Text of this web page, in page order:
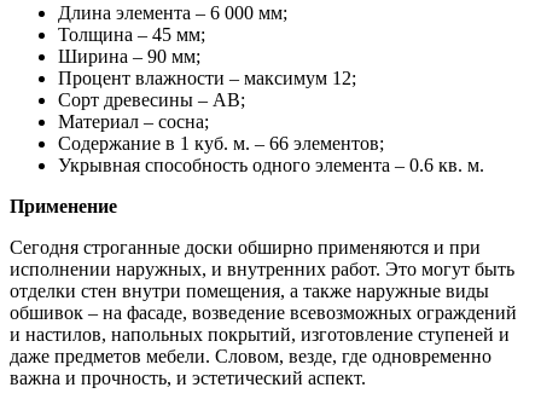
Длина элемента – 6 000 мм;
Толщина – 45 мм;
Ширина – 90 мм;
Процент влажности – максимум 12;
Сорт древесины – АВ;
Материал – сосна;
Содержание в 1 куб. м. – 66 элементов;
Укрывная способность одного элемента – 0.6 кв. м.
Применение
Сегодня строганные доски обширно применяются и при
исполнении наружных, и внутренних работ. Это могут быть
отделки стен внутри помещения, а также наружные виды
обшивок – на фасаде, возведение всевозможных ограждений
и настилов, напольных покрытий, изготовление ступеней и
даже предметов мебели. Словом, везде, где одновременно
важна и прочность, и эстетический аспект.